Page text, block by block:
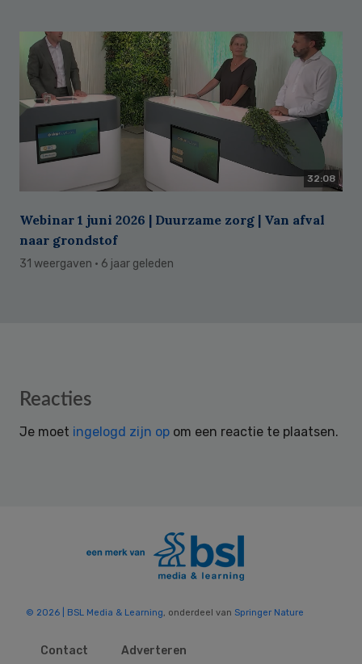
32:08
Webinar 1 juni 2026 | Duurzame zorg | Van afval
naar grondstof
31 weergaven · 6 jaar geleden
Reader
Reacties
Je moet ingelogd zijn op om een reactie te plaatsen.
© 2026 | BSL Media & Learning, onderdeel van Springer Nature
Contact Adverteren